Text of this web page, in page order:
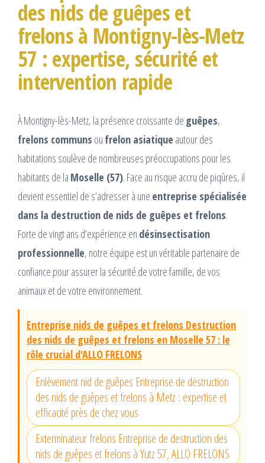
des nids de guêpes et
frelons à Montigny-lès-Metz
57 : expertise, sécurité et
intervention rapide
À Montigny-lès-Metz, la présence croissante de guêpes,
frelons communs ou frelon asiatique autour des
habitations soulève de nombreuses préoccupations pour les
habitants de la Moselle (57). Face au risque accru de piqûres, il
devient essentiel de s’adresser à une entreprise spécialisée
dans la destruction de nids de guêpes et frelons.
Forte de vingt ans d’expérience en désinsectisation
professionnelle, notre équipe est un véritable partenaire de
confiance pour assurer la sécurité de votre famille, de vos
animaux et de votre environnement.
Entreprise nids de guêpes et frelons Destruction
des nids de guêpes et frelons en Moselle 57 : le
rôle crucial d'ALLO FRELONS
Enlèvement nid de guêpes Entreprise de destruction
des nids de guêpes et frelons à Metz : expertise et
efficacité près de chez vous
Exterminateur frelons Entreprise de destruction des
nids de guêpes et frelons à Yutz 57, ALLO FRELONS